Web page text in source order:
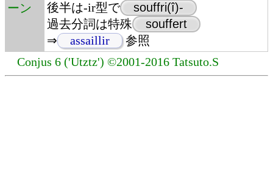
ーン
後半は-ir型で
souffri(î)-
過去分詞は特殊
souffert
⇒
assaillir
参照
Conjus 6 ('Utztz') ©2001-2016 Tatsuto.S